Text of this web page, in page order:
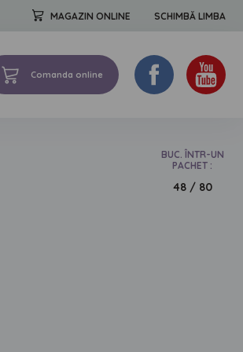
MAGAZIN ONLINE SCHIMBĂ LIMBA
Comanda online
BUC. ÎNTR-UN
PACHET :
48 / 80